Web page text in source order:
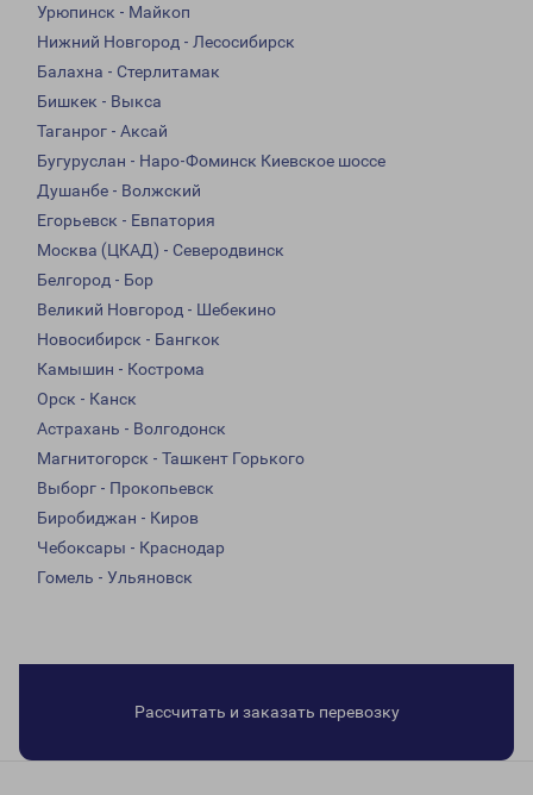
Урюпинск - Майкоп
Нижний Новгород - Лесосибирск
Балахна - Стерлитамак
Бишкек - Выкса
Таганрог - Аксай
Бугуруслан - Наро-Фоминск Киевское шоссе
Душанбе - Волжский
Егорьевск - Евпатория
Москва (ЦКАД) - Северодвинск
Белгород - Бор
Великий Новгород - Шебекино
Новосибирск - Бангкок
Камышин - Кострома
Орск - Канск
Астрахань - Волгодонск
Магнитогорск - Ташкент Горького
Выборг - Прокопьевск
Биробиджан - Киров
Чебоксары - Краснодар
Гомель - Ульяновск
Рассчитать и заказать перевозку